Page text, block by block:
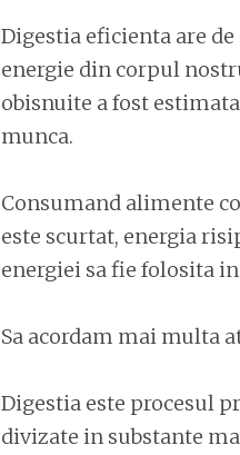
Digestia eficienta are
energie din corpul
obisnuite a fost
munca.
Consumand alimente
este scurtat, energia
energiei sa fie folosita
Sa acordam mai multa
Digestia este procesul
divizate in substante